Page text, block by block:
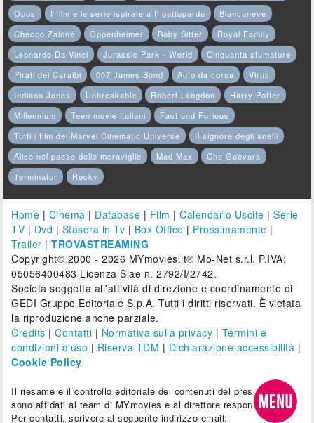
Opus
I film e le serie ispirate a Il gattopardo
Biancaneve
Checco Zalone
Oppenheimer Baby Sitter
Royal Family
Leonardo Da Vinci
Jurassic Park - World
Cinquanta sfumature
Pirati dei Caraibi
007 James Bond Auto da corsa
Virus
Indiana Jones
Unbreakable Robert Langdon
Harry Potter
Millennium
Teen movie italiani
Fast and Furious
Tutti i film del Marvel Cinematic Universe
Il signore degli anelli
Alice nel paese delle meraviglie
Mad Max
Che Guevara
Terminator
Rocky
Home | Cinema | Database | Film |Calendario Uscite |Serie
TV | Dvd | Stasera in Tv | Box Office | Prossimamente |
Trailer |TROVASTREAMING
Copyright© 2000 - 2026 MYmovies.it® Mo-Net s.r.l. P.IVA:
05056400483 Licenza Siae n. 2792/I/2742.
Società soggetta all'attività di direzione e coordinamento di
GEDI Gruppo Editoriale S.p.A. Tutti i diritti riservati. È vietata
la riproduzione anche parziale.
Credits |Contatti | Normativa sulla privacy | Termini e
condizioni d'uso | Riserva TDM | Dichiarazione accessibilità |
Cookie Policy
Il riesame e il controllo editoriale dei contenuti del presente sito
sono affidati al team di MYmovies e al direttore responsabile.
Per contatti, scrivere al seguente indirizzo email: